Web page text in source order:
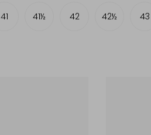
41 41½ 42 42½ 43